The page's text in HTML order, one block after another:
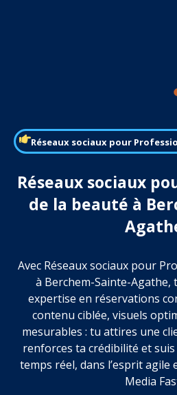
Réseaux sociaux pour
Réseaux sociaux
de la beauté à
Avec Réseaux sociaux pour
à Berchem-Sainte-
expertise en réservations
contenu ciblée, visuels
mesurables : tu attires une
renforces ta crédibilité et
temps réel, dans l’esprit
Media